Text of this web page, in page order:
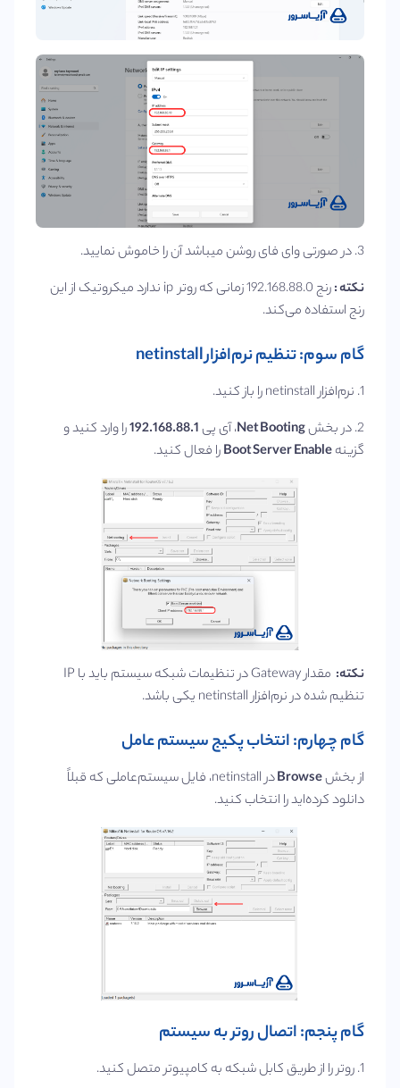
3. در صورتی وای فای روشن میباشد آن را خاموش نمایید.
نکته :
رنج 192.168.88.0 زمانی که روتر ip ندارد میکروتیک از این
رنج استفاده می‌کند.
گام سوم: تنظیم نرم‌افزار netinstall
1. نرم‌افزار netinstall را باز کنید.
2. در بخش
Net Booting، آی پی192.168.88.1را وارد کنید و
گزینهBoot Server Enableرا فعال کنید.
نکته:
مقدار Gateway در تنظیمات شبکه سیستم باید با IP
تنظیم شده در نرم‌افزار netinstall یکی باشد.
گام چهارم: انتخاب پکیج سیستم‌ عامل
از بخشBrowse
در netinstall، فایل سیستم‌عاملی که قبلاً
دانلود کرده‌اید را انتخاب کنید.
گام پنجم: اتصال روتر به سیستم
1. روتر را از طریق کابل شبکه به کامپیوتر متصل کنید.